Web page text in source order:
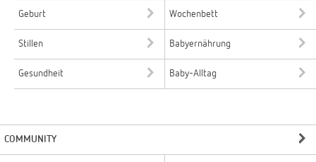
Geburt Wochenbett
Stillen Babyernährung
Gesundheit Baby-Alltag
COMMUNITY